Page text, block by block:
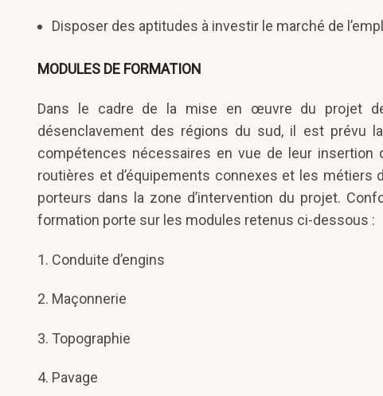
Disposer des aptitudes à investir le marché de
MODULES DE FORMATION
Dans le cadre de la mise en œuvre du projet
désenclavement des régions du sud, il est prévu
compétences nécessaires en vue de leur insertion
routières et d’équipements connexes et les métiers
porteurs dans la zone d’intervention du projet.
formation porte sur les modules retenus ci-dessous :
Conduite d’engins
Maçonnerie
Topographie
Pavage